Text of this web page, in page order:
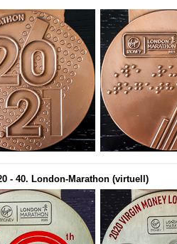
- 40. London-Marathon (virtuell)